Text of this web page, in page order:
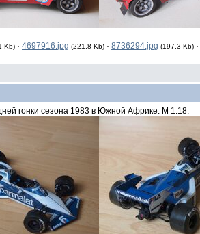
Kb) · 4697916.jpg (221.8 Kb) · 8736294.jpg (197.3 Kb) ·
гонки сезона 1983 в Южной Африке. М 1:18.